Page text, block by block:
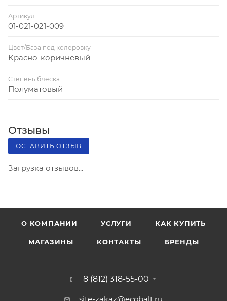
Артикул
01-021-021-009
Цвет/База под колеровку
Красно-коричневый
Степень блеска
Полуматовый
Отзывы
ОСТАВИТЬ ОТЗЫВ
Загрузка отзывов...
О КОМПАНИИ УСЛУГИ КАК КУПИТЬ
МАГАЗИНЫ КОНТАКТЫ БРЕНДЫ
8 (812) 318-55-00